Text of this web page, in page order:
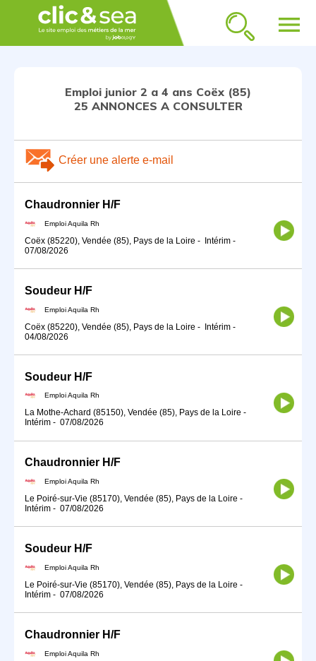
menu
Emploi junior 2 a 4 ans Coëx (85)
25 ANNONCES A CONSULTER
Créer une alerte e-mail
Chaudronnier H/F
Emploi Aquila Rh
Coëx (85220), Vendée (85), Pays de la Loire - Intérim -
07/08/2026
Soudeur H/F
Emploi Aquila Rh
Coëx (85220), Vendée (85), Pays de la Loire - Intérim -
04/08/2026
Soudeur H/F
Emploi Aquila Rh
La Mothe-Achard (85150), Vendée (85), Pays de la Loire -
Intérim - 07/08/2026
Chaudronnier H/F
Emploi Aquila Rh
Le Poiré-sur-Vie (85170), Vendée (85), Pays de la Loire -
Intérim - 07/08/2026
Soudeur H/F
Emploi Aquila Rh
Le Poiré-sur-Vie (85170), Vendée (85), Pays de la Loire -
Intérim - 07/08/2026
Chaudronnier H/F
Emploi Aquila Rh